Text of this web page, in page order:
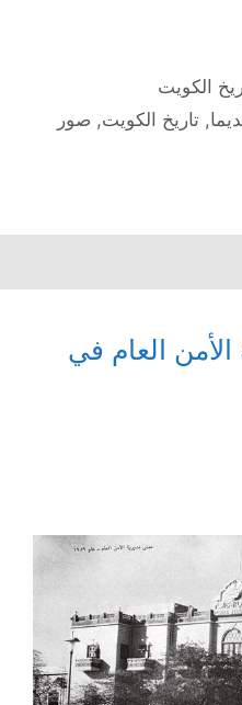
الكويت
,تاريخ الكويت, صور
العام في